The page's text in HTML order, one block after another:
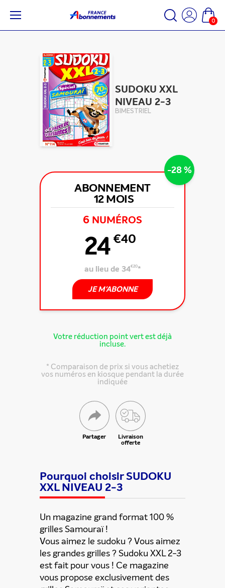
0
SUDOKU XXL
NIVEAU 2-3
BIMESTRIEL
-28 %
ABONNEMENT
12 MOIS
6 NUMÉROS
24€40
au lieu de 34€20*
JE M'ABONNE
Votre réduction point vert est déjà
incluse.
* Comparaison de prix si vous achetiez
vos numéros en kiosque pendant la durée
indiquée
Partager Livraison
offerte
Partager cette offre
Pourquoi choisir SUDOKU
XXL NIVEAU 2-3
Un magazine grand format 100 %
grilles Samouraï !
Vous aimez le sudoku ? Vous aimez
les grandes grilles ? Sudoku XXL 2-3
est fait pour vous ! Ce magazine
vous propose exclusivement des